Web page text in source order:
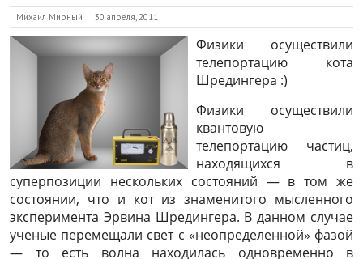
Михаил Мирный 30 апреля, 2011
Физики осуществили
телепортацию кота
Шредингера :)
Физики осуществили
квантовую
телепортацию частиц,
находящихся в
суперпозиции нескольких состояний — в том же
состоянии, что и кот из знаменитого мысленного
эксперимента Эрвина Шредингера. В данном случае
ученые перемещали свет с «неопределенной» фазой
— то есть волна находилась одновременно в